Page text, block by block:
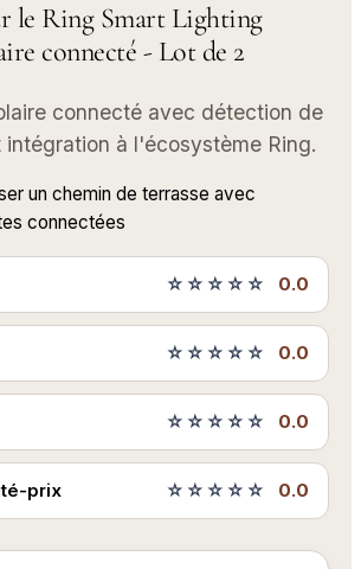
le Ring Smart Lighting
connecté - Lot de 2
connecté avec détection de
intégration à l'écosystème Ring.
un chemin de terrasse avec
connectées
☆☆☆☆☆ 0.0
☆☆☆☆☆ 0.0
☆☆☆☆☆ 0.0
prix ☆☆☆☆☆ 0.0